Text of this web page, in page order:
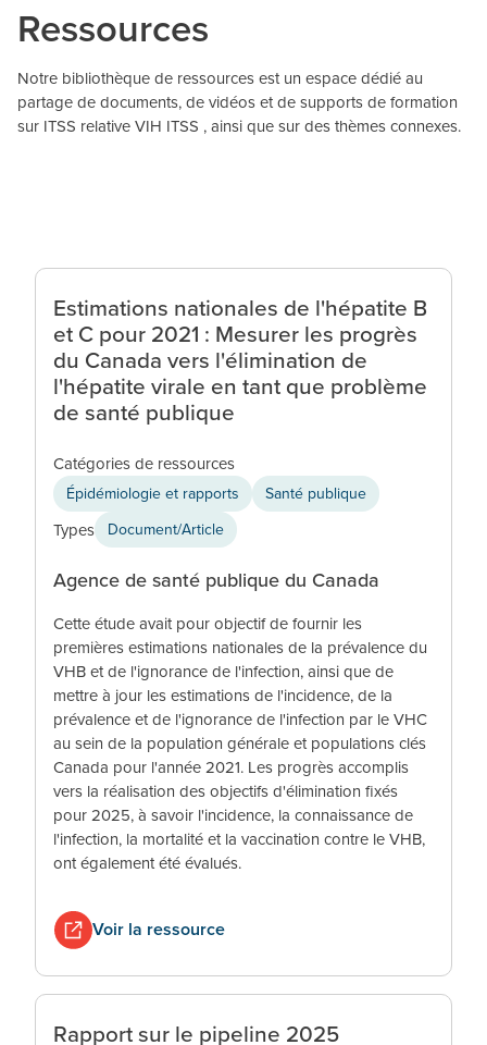
Ressources
Notre bibliothèque de ressources est un espace dédié au
partage de documents, de vidéos et de supports de formation
sur ITSS relative VIH ITSS , ainsi que sur des thèmes connexes.
Estimations nationales de l'hépatite B
et C pour 2021 : Mesurer les progrès
du Canada vers l'élimination de
l'hépatite virale en tant que problème
de santé publique
Catégories de ressources
Épidémiologie et rapports Santé publique
Types Document/Article
Agence de santé publique du Canada
Cette étude avait pour objectif de fournir les
premières estimations nationales de la prévalence du
VHB et de l'ignorance de l'infection, ainsi que de
mettre à jour les estimations de l'incidence, de la
prévalence et de l'ignorance de l'infection par le VHC
au sein de la population générale et populations clés
Canada pour l'année 2021. Les progrès accomplis
vers la réalisation des objectifs d'élimination fixés
pour 2025, à savoir l'incidence, la connaissance de
l'infection, la mortalité et la vaccination contre le VHB,
ont également été évalués.
Voir la ressource
Rapport sur le pipeline 2025